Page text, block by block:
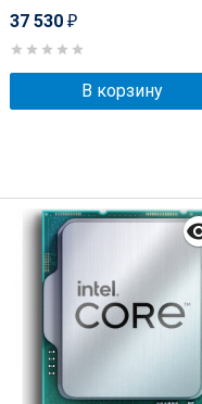
37 530 ₽
В корзину